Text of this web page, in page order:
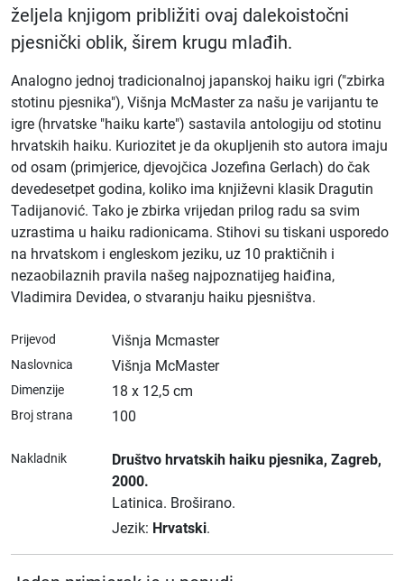
željela knjigom približiti ovaj dalekoistočni
pjesnički oblik, širem krugu mlađih.
Analogno jednoj tradicionalnoj japanskoj haiku igri ("zbirka
stotinu pjesnika"), Višnja McMaster za našu je varijantu te
igre (hrvatske "haiku karte") sastavila antologiju od stotinu
hrvatskih haiku. Kuriozitet je da okupljenih sto autora imaju
od osam (primjerice, djevojčica Jozefina Gerlach) do čak
devedesetpet godina, koliko ima književni klasik Dragutin
Tadijanović. Tako je zbirka vrijedan prilog radu sa svim
uzrastima u haiku radionicama. Stihovi su tiskani usporedo
na hrvatskom i engleskom jeziku, uz 10 praktičnih i
nezaobilaznih pravila našeg najpoznatijeg haiđina,
Vladimira Devidea, o stvaranju haiku pjesništva.
Prijevod Višnja Mcmaster
Naslovnica Višnja McMaster
Dimenzije 18 x 12,5 cm
Broj strana 100
Nakladnik Društvo hrvatskih haiku pjesnika, Zagreb,
2000.
Latinica. Broširano.
Jezik: Hrvatski.